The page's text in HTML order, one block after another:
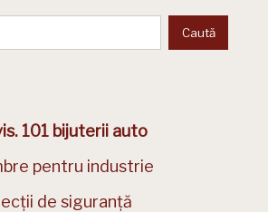
101 bijuterii auto
pentru industrie
de siguranță